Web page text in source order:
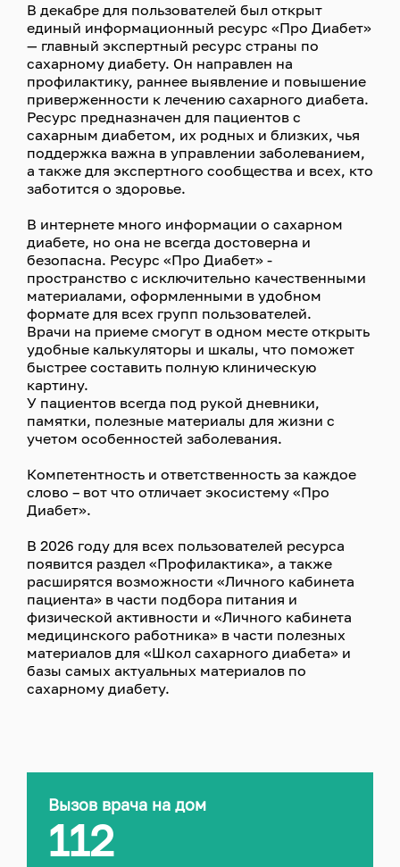
В декабре для пользователей был открыт
единый информационный ресурс «Про Диабет»
— главный экспертный ресурс страны по
сахарному диабету. Он направлен на
профилактику, раннее выявление и повышение
приверженности к лечению сахарного диабета.
Ресурс предназначен для пациентов с
сахарным диабетом, их родных и близких, чья
поддержка важна в управлении заболеванием,
а также для экспертного сообщества и всех, кто
заботится о здоровье.
В интернете много информации о сахарном
диабете, но она не всегда достоверна и
безопасна. Ресурс «Про Диабет» -
пространство с исключительно качественными
материалами, оформленными в удобном
формате для всех групп пользователей.
Врачи на приеме смогут в одном месте открыть
удобные калькуляторы и шкалы, что поможет
быстрее составить полную клиническую
картину.
У пациентов всегда под рукой дневники,
памятки, полезные материалы для жизни с
учетом особенностей заболевания.
Компетентность и ответственность за каждое
слово – вот что отличает экосистему «Про
Диабет».
В 2026 году для всех пользователей ресурса
появится раздел «Профилактика», а также
расширятся возможности «Личного кабинета
пациента» в части подбора питания и
физической активности и «Личного кабинета
медицинского работника» в части полезных
материалов для «Школ сахарного диабета» и
базы самых актуальных материалов по
сахарному диабету.
Вызов врача на дом
112